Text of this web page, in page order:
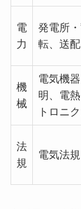
電
力
発電所
転、送
機
械
電気機
明、電
トロニ
法
規
電気法